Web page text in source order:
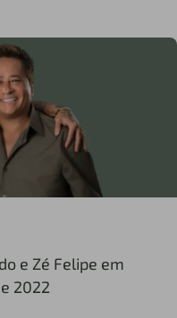
e Zé Felipe em
2022